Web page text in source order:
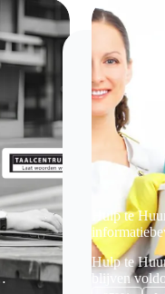
Hulp te
Hulp te
blijven